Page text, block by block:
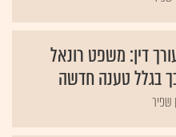
דין: משפט רונאל
בגלל טענה חדשה
שפיר